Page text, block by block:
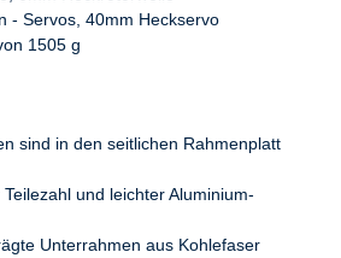
- Servos, 40mm Heckservo
1505 g
sind in den seitlichen Rahmenplatt
und leichter Aluminium-
Unterrahmen aus Kohlefaser